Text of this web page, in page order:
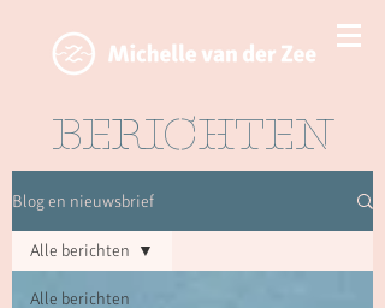
BERICHTEN
Blog en nieuwsbrief
Alle berichten
Alle berichten